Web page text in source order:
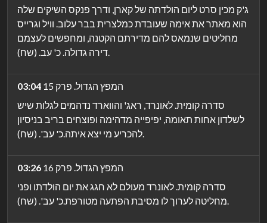
ג'ק מכין סרט ליום הולדתה של קארן, ודרך פנקס השיקים שלה
הוא מאתר את אימה שעובדת כמלצרית בבר עלוב. וויל וגרייס
מחליטים שנמאס להם מדירתם הקטנה, ומחפשים לעצמם
דירה גדולה. כ' עב. (שח).
03:04
המפץ הגדול. פרק 15
סדרה קומית. לאונרד, ראג' והווארד נדהמים לגלות שיש
לשלדון אחות תאומה, יפיפייה מדהימה ופוצחים בריב בניסיון
להכריע מי יצא איתה.כ' עב'. (שח).
03:26
המפץ הגדול. פרק 16
סדרה קומית. לאונרד מעולם לא חגג את יום הולדתו ופני
מחליטה לערוך לו מסיבת הפתעה מטורפת.כ' עב'. (שח).